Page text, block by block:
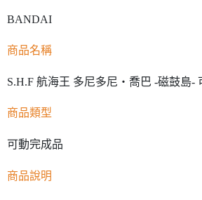
BANDAI
商品名稱
S.H.F 航海王 多尼多尼‧喬巴 -磁鼓島-
商品類型
可動完成品
商品說明